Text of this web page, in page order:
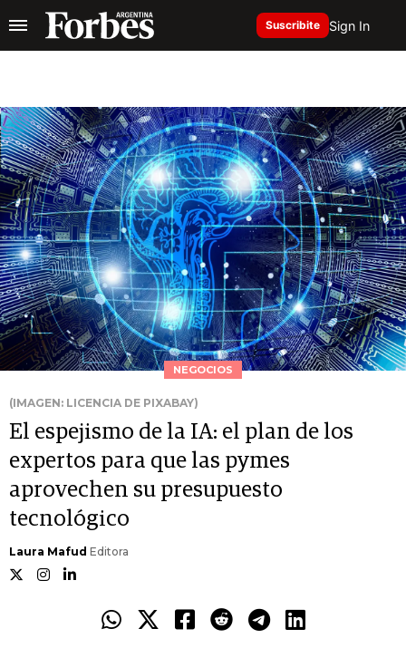
Suscribite Sign In
NEGOCIOS
(IMAGEN: LICENCIA DE PIXABAY)
El espejismo de la IA: el plan de los
expertos para que las pymes
aprovechen su presupuesto
tecnológico
Laura Mafud Editora